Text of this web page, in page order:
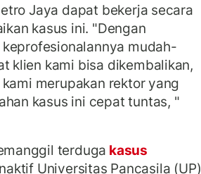
Jaya dapat bekerja secara
kasus ini. "Dengan
mudah-
klien kami bisa dikembalikan,
merupakan rektor yang
kasus ini cepat tuntas, "
terduga kasus
Universitas Pancasila (UP)